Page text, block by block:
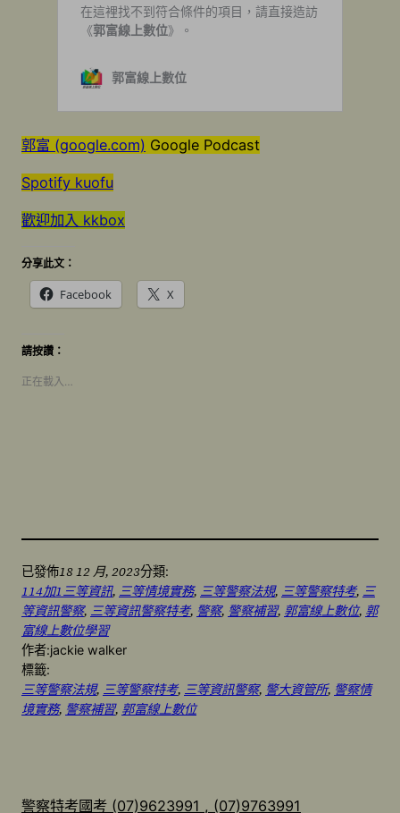
郭富 (google.com) Google Podcast
Spotify kuofu
歡迎加入 kkbox
分享此文：
Facebook X
請按讚：
正在載入…
已發佈18 12 月, 2023分類:
114加1三等資訊, 三等情境實務, 三等警察法規, 三等警察特考, 三
等資訊警察, 三等資訊警察特考, 警察, 警察補習, 郭富線上數位, 郭
富線上數位學習
作者:jackie walker
標籤:
三等警察法規, 三等警察特考, 三等資訊警察, 警大資管所, 警察情
境實務, 警察補習, 郭富線上數位
警察特考國考 (07)9623991 , (07)9763991